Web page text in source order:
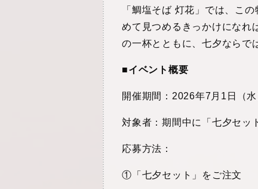
「鯛塩そば 灯花」では、こ
めて見つめるきっかけになれ
の一杯とともに、七夕ならで
■イベント概要
開催期間：2026年7月1日（水
対象者：期間中に「七夕セッ
応募方法：
①「七夕セット」をご注文